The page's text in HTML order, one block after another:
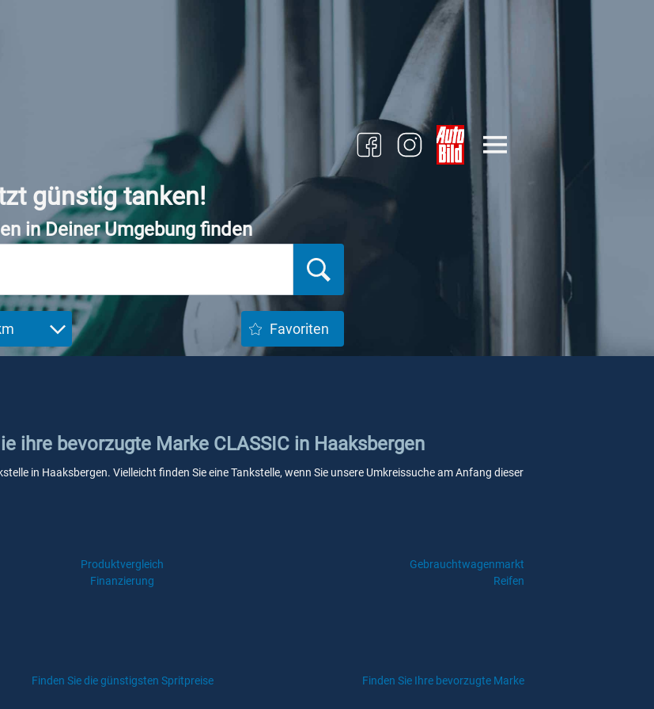
günstig tanken!
in Deiner Umgebung finden
Favoriten
ihre bevorzugte Marke CLASSIC in Haaksbergen
in Haaksbergen. Vielleicht finden Sie eine Tankstelle, wenn Sie unsere Umkreissuche am Anfang dieser
Produktvergleich
Gebrauchtwagenmarkt
Finanzierung
Reifen
Finden Sie die günstigsten Spritpreise Finden Sie Ihre bevorzugte Marke